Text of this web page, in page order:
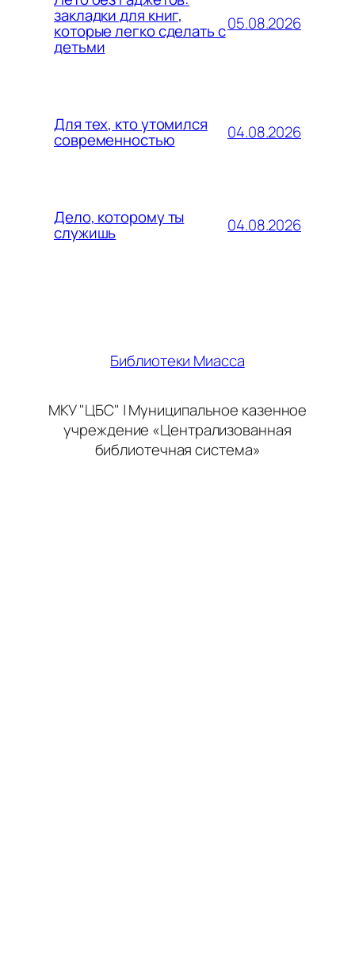
закладки для книг,
которые легко сделать с
детьми
05.08.2026
Для тех, кто утомился
современностью 04.08.2026
Дело, которому ты
служишь 04.08.2026
Библиотеки Миасса
МКУ "ЦБС" | Муниципальное казенное
учреждение «Централизованная
библиотечная система»